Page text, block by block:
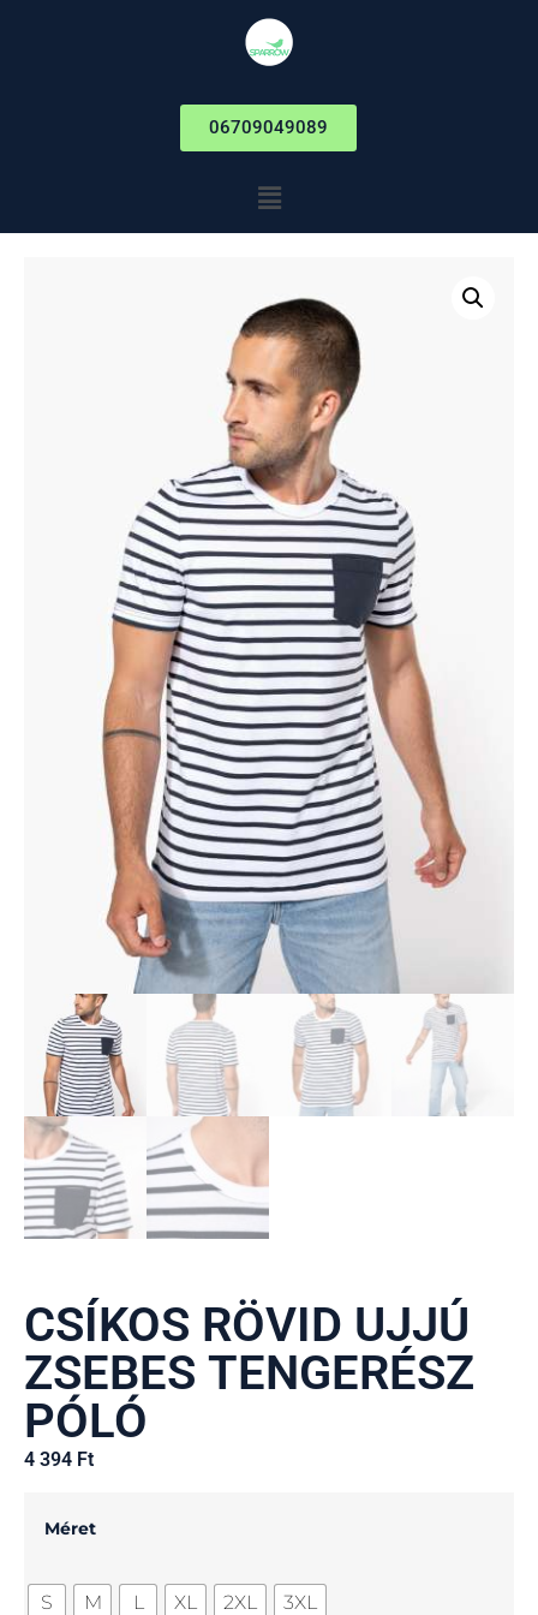
06709049089
CSÍKOS RÖVID UJJÚ
ZSEBES TENGERÉSZ
PÓLÓ
4 394 Ft
Méret
S M L XL 2XL 3XL